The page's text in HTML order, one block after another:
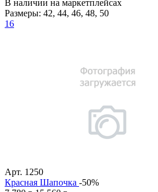
В наличии на маркетплейсах
Размеры: 42, 44, 46, 48, 50
16
Арт. 1250
Красная Шапочка -50%